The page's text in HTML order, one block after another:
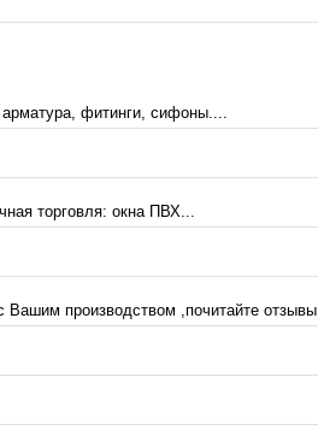
арматура, фитинги, сифоны....
торговля: окна ПВХ...
производством ,почитайте